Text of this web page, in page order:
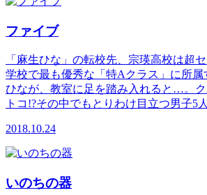
ファイブ
「麻生ひな」の転校先、宗瑛高校は超
学校で最も優秀な「特Aクラス」に所属
ひなが、教室に足を踏み入れると…。
トコ!?その中でもとりわけ目立つ男子5
2018.10.24
いのちの器